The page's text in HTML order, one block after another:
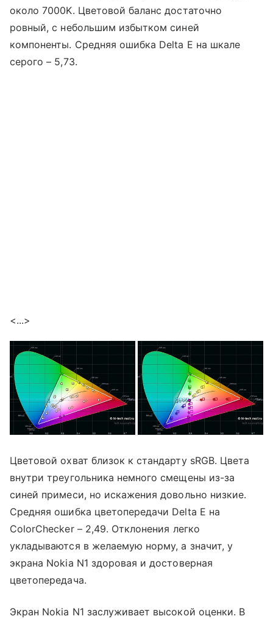
около 7000K. Цветовой баланс достаточно
ровный, с небольшим избытком синей
компоненты. Средняя ошибка Delta E на шкале
серого – 5,73.
<...>
Цветовой охват близок к стандарту sRGB. Цвета
внутри треугольника немного смещены из-за
синей примеси, но искажения довольно низкие.
Средняя ошибка цветопередачи Delta E на
ColorChecker – 2,49. Отклонения легко
укладываются в желаемую норму, а значит, у
экрана Nokia N1 здоровая и достоверная
цветопередача.
Экран Nokia N1 заслуживает высокой оценки. В